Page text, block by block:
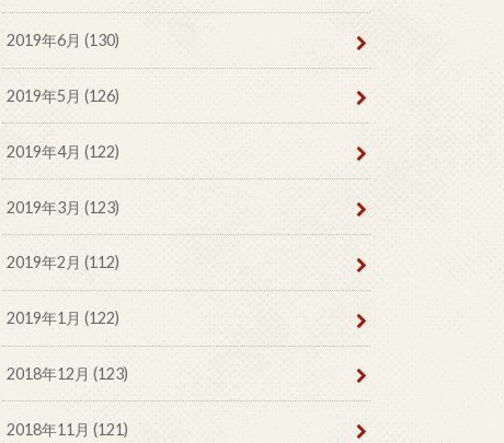
2019年6月 (130)
2019年5月 (126)
2019年4月 (122)
2019年3月 (123)
2019年2月 (112)
2019年1月 (122)
2018年12月 (123)
2018年11月 (121)